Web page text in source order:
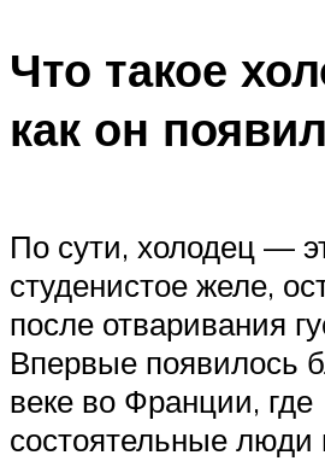
Что такое
как он
По сути, холодец —
студенистое желе,
после отваривания
Впервые появилось
веке во Франции, где
состоятельные люди